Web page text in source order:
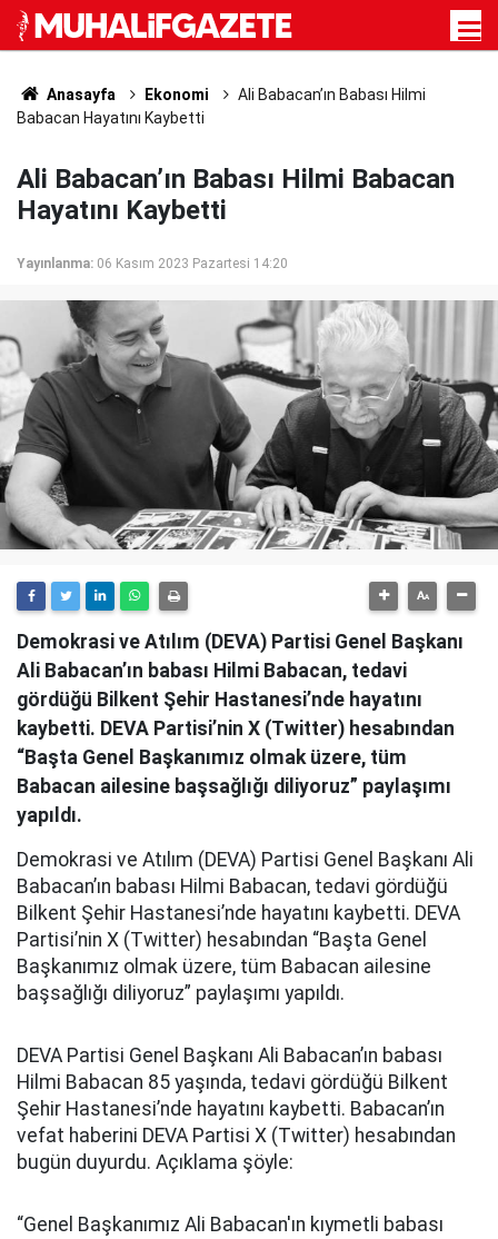
Anasayfa Ekonomi
Ali Babacan’ın Babası Hilmi
Babacan Hayatını Kaybetti
Ali Babacan’ın Babası Hilmi Babacan
Hayatını Kaybetti
Yayınlanma: 06 Kasım 2023 Pazartesi 14:20
Demokrasi ve Atılım (DEVA) Partisi Genel Başkanı
Ali Babacan’ın babası Hilmi Babacan, tedavi
gördüğü Bilkent Şehir Hastanesi’nde hayatını
kaybetti. DEVA Partisi’nin X (Twitter) hesabından
“Başta Genel Başkanımız olmak üzere, tüm
Babacan ailesine başsağlığı diliyoruz” paylaşımı
yapıldı.
Demokrasi ve Atılım (DEVA) Partisi Genel Başkanı Ali
Babacan’ın babası Hilmi Babacan, tedavi gördüğü
Bilkent Şehir Hastanesi’nde hayatını kaybetti. DEVA
Partisi’nin X (Twitter) hesabından “Başta Genel
Başkanımız olmak üzere, tüm Babacan ailesine
başsağlığı diliyoruz” paylaşımı yapıldı.
DEVA Partisi Genel Başkanı Ali Babacan’ın babası
Hilmi Babacan 85 yaşında, tedavi gördüğü Bilkent
Şehir Hastanesi’nde hayatını kaybetti. Babacan’ın
vefat haberini DEVA Partisi X (Twitter) hesabından
bugün duyurdu. Açıklama şöyle:
“Genel Başkanımız Ali Babacan'ın kıymetli babası